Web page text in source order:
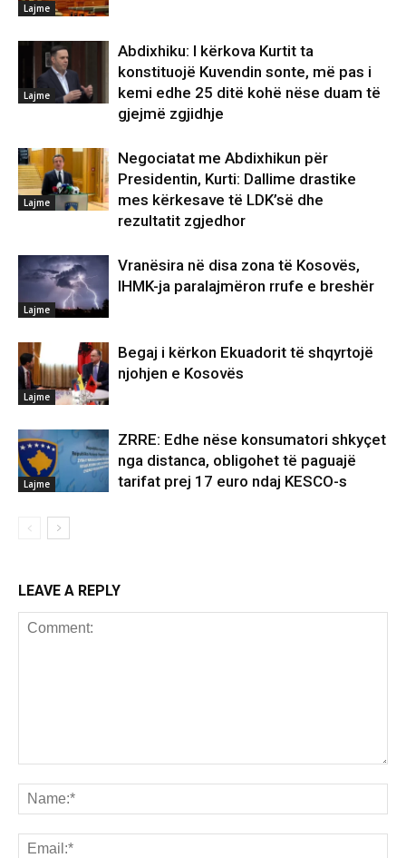
Lajme
Lajme
Abdixhiku: I kërkova Kurtit ta
konstituojë Kuvendin sonte, më pas i
kemi edhe 25 ditë kohë nëse duam të
gjejmë zgjidhje
Lajme
Negociatat me Abdixhikun për
Presidentin, Kurti: Dallime drastike
mes kërkesave të LDK’së dhe
rezultatit zgjedhor
Lajme
Vranësira në disa zona të Kosovës,
IHMK-ja paralajmëron rrufe e breshër
Lajme
Begaj i kërkon Ekuadorit të shqyrtojë
njohjen e Kosovës
Lajme
ZRRE: Edhe nëse konsumatori shkyçet
nga distanca, obligohet të paguajë
tarifat prej 17 euro ndaj KESCO-s
LEAVE A REPLY